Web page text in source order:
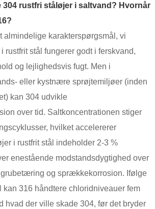
304 rustfri ståløjer i saltvand? Hvornår
almindelige karakterspørgsmål, vi
rustfrit stål fungerer godt i ferskvand,
og lejlighedsvis fugt. Men i
eller kystnære sprøjtemiljøer (inden
kan 304 udvikle
over tid. Saltkoncentrationen stiger
hvilket accelererer
i rustfrit stål indeholder 2-3 %
enestående modstandsdygtighed over
og sprækkekorrosion. Ifølge
kan 316 håndtere chloridniveauer fem
hvad der ville skade 304, før det bryder